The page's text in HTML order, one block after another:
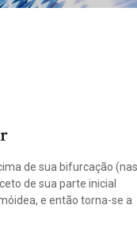
de sua bifurcação (nas
de sua parte inicial
e então torna-se a